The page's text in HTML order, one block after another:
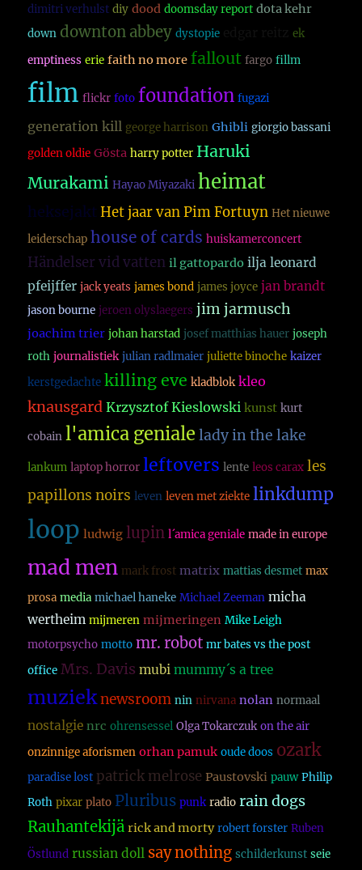
dimitri verhulst diy dood doomsday report dota kehr
down downton abbey dystopie
ek
emptiness erie faith no more fallout fargo fillm
film flickr foto foundation fugazi
generation kill george harrison Ghibli giorgio bassani
golden oldie Gösta harry potter Haruki
Murakami Hayao Miyazaki heimat
heksejakt Het jaar van Pim Fortuyn Het nieuwe
leiderschap house of cards huiskamerconcert
Händelser vid vatten il gattopardo ilja leonard
pfeijffer jack yeats james bond james joyce jan brandt
jason bourne jeroen olyslaegers jim jarmusch
joachim trier johan harstad josef matthias hauer joseph
roth journalistiek julian radlmaier juliette binoche kaizer
kerstgedachte killing eve kladblok kleo
knausgard Krzysztof Kieslowski kunst kurt
cobain l'amica geniale lady in the lake
lankum laptop horror leftovers lente leos carax les
papillons noirs leven leven met ziekte linkdump
loop ludwig lupin l´amica geniale made in europe
mad men mark frost matrix mattias desmet max
prosa media michael haneke Michael Zeeman micha
wertheim mijmeren mijmeringen Mike Leigh
motorpsycho motto mr. robot mr bates vs the post
office Mrs. Davis mubi mummy´s a tree
muzieknewsroom nin nirvana nolan normaal
nostalgie nrc ohrensessel Olga Tokarczuk on the air
onzinnige aforismen orhan pamuk oude doos ozark
paradise lost patrick melrose Paustovski pauw Philip
Roth pixar plato Pluribus punk radio rain dogs
Rauhantekijä rick and morty robert forster Ruben
Östlund russian doll say nothing schilderkunst seie